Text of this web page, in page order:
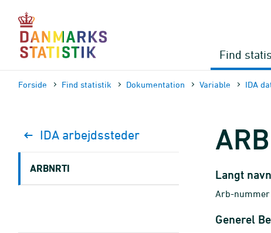
sidens
indhold
Find
Forside Find statistik Dokumen­tation Variable IDA
Langt navn
Arb-
Generel
IDA arbejdssteder
ARBNRTI